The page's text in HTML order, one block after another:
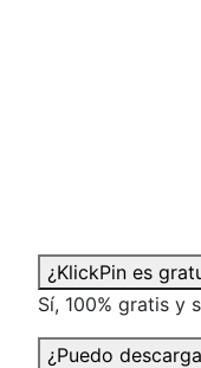
¿KlickPin es
Sí, 100% gratis y
¿Puedo